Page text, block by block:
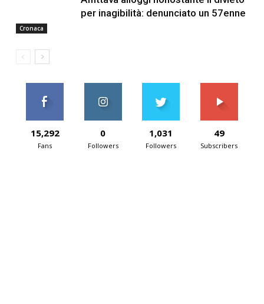
Cronaca
per inagibilità: denunciato un 57enne
15,292
Fans
0
Followers
1,031
Followers
49
Subscribers